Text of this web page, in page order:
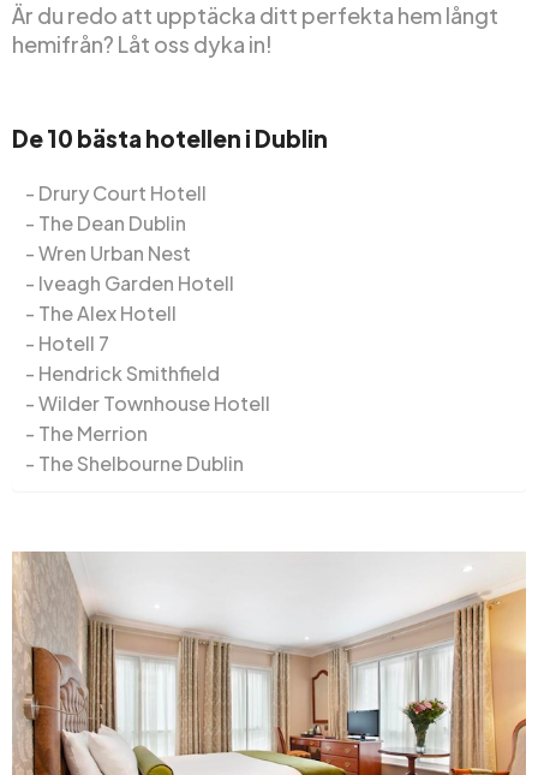
Är du redo att upptäcka ditt perfekta hem långt
hemifrån? Låt oss dyka in!
De 10 bästa hotellen i Dublin
Drury Court Hotell
The Dean Dublin
Wren Urban Nest
Iveagh Garden Hotell
The Alex Hotell
Hotell 7
Hendrick Smithfield
Wilder Townhouse Hotell
The Merrion
The Shelbourne Dublin